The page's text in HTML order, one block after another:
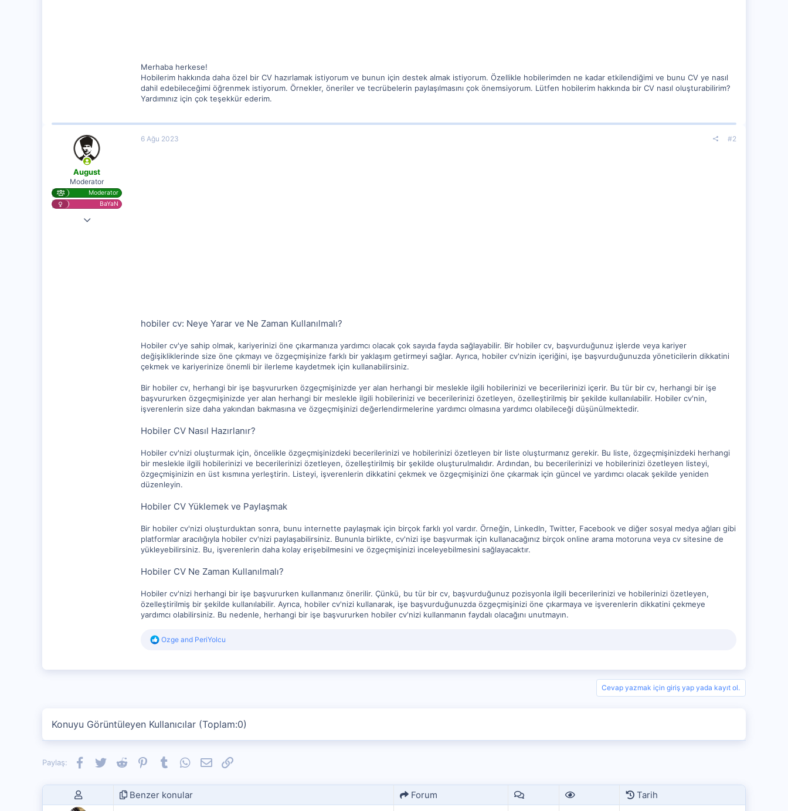
Merhaba herkese!
Hobilerim hakkında daha özel bir CV hazırlamak istiyorum ve bunun için destek almak istiyorum. Özellikle hobilerimden ne kadar etkilendiğimi ve bunu CV ye nasıl
dahil edebileceğimi öğrenmek istiyorum. Örnekler, öneriler ve tecrübelerin paylaşılmasını çok önemsiyorum. Lütfen hobilerim hakkında bir CV nasıl oluşturabilirim?
Yardımınız için çok teşekkür ederim.
August
Moderator
Moderator
BaYaN
7 Kas 2020
6 Ağu 2023 #2
hobiler cv: Neye Yarar ve Ne Zaman Kullanılmalı?
Hobiler cv'ye sahip olmak, kariyerinizi öne çıkarmanıza yardımcı olacak çok sayıda fayda sağlayabilir. Bir hobiler cv, başvurduğunuz işlerde veya kariyer
değişikliklerinde size öne çıkmayı ve özgeçmişinize farklı bir yaklaşım getirmeyi sağlar. Ayrıca, hobiler cv'nizin içeriğini, işe başvurduğunuzda yöneticilerin dikkatini
çekmek ve kariyerinize önemli bir ilerleme kaydetmek için kullanabilirsiniz.
Bir hobiler cv, herhangi bir işe başvururken özgeçmişinizde yer alan herhangi bir meslekle ilgili hobilerinizi ve becerilerinizi içerir. Bu tür bir cv, herhangi bir işe
başvururken özgeçmişinizde yer alan herhangi bir meslekle ilgili hobilerinizi ve becerilerinizi özetleyen, özelleştirilmiş bir şekilde kullanılabilir. Hobiler cv'nin,
işverenlerin size daha yakından bakmasına ve özgeçmişinizi değerlendirmelerine yardımcı olmasına yardımcı olabileceği düşünülmektedir.
Hobiler CV Nasıl Hazırlanır?
Hobiler cv'nizi oluşturmak için, öncelikle özgeçmişinizdeki becerilerinizi ve hobilerinizi özetleyen bir liste oluşturmanız gerekir. Bu liste, özgeçmişinizdeki herhangi
bir meslekle ilgili hobilerinizi ve becerilerinizi özetleyen, özelleştirilmiş bir şekilde oluşturulmalıdır. Ardından, bu becerilerinizi ve hobilerinizi özetleyen listeyi,
özgeçmişinizin en üst kısmına yerleştirin. Listeyi, işverenlerin dikkatini çekmek ve özgeçmişinizi öne çıkarmak için güncel ve yardımcı olacak şekilde yeniden
düzenleyin.
Hobiler CV Yüklemek ve Paylaşmak
Bir hobiler cv'nizi oluşturduktan sonra, bunu internette paylaşmak için birçok farklı yol vardır. Örneğin, LinkedIn, Twitter, Facebook ve diğer sosyal medya ağları gibi
platformlar aracılığıyla hobiler cv'nizi paylaşabilirsiniz. Bununla birlikte, cv'nizi işe başvurmak için kullanacağınız birçok online arama motoruna veya cv sitesine de
yükleyebilirsiniz. Bu, işverenlerin daha kolay erişebilmesini ve özgeçmişinizi inceleyebilmesini sağlayacaktır.
Hobiler CV Ne Zaman Kullanılmalı?
Hobiler cv'nizi herhangi bir işe başvururken kullanmanız önerilir. Çünkü, bu tür bir cv, başvurduğunuz pozisyonla ilgili becerilerinizi ve hobilerinizi özetleyen,
özelleştirilmiş bir şekilde kullanılabilir. Ayrıca, hobiler cv'nizi kullanarak, işe başvurduğunuzda özgeçmişinizi öne çıkarmaya ve işverenlerin dikkatini çekmeye
yardımcı olabilirsiniz. Bu nedenle, herhangi bir işe başvururken hobiler cv'nizi kullanmanın faydalı olacağını unutmayın.
R
:
Ozge and PeriYolcu
Cevap yazmak için giriş yap yada kayıt ol.
Konuyu Görüntüleyen Kullanıcılar (Toplam:0)
Paylaş: Facebook
TwitterReddit PinterestTumblrWhatsApp
E-postaLink
Benzer konular Forum Tarih